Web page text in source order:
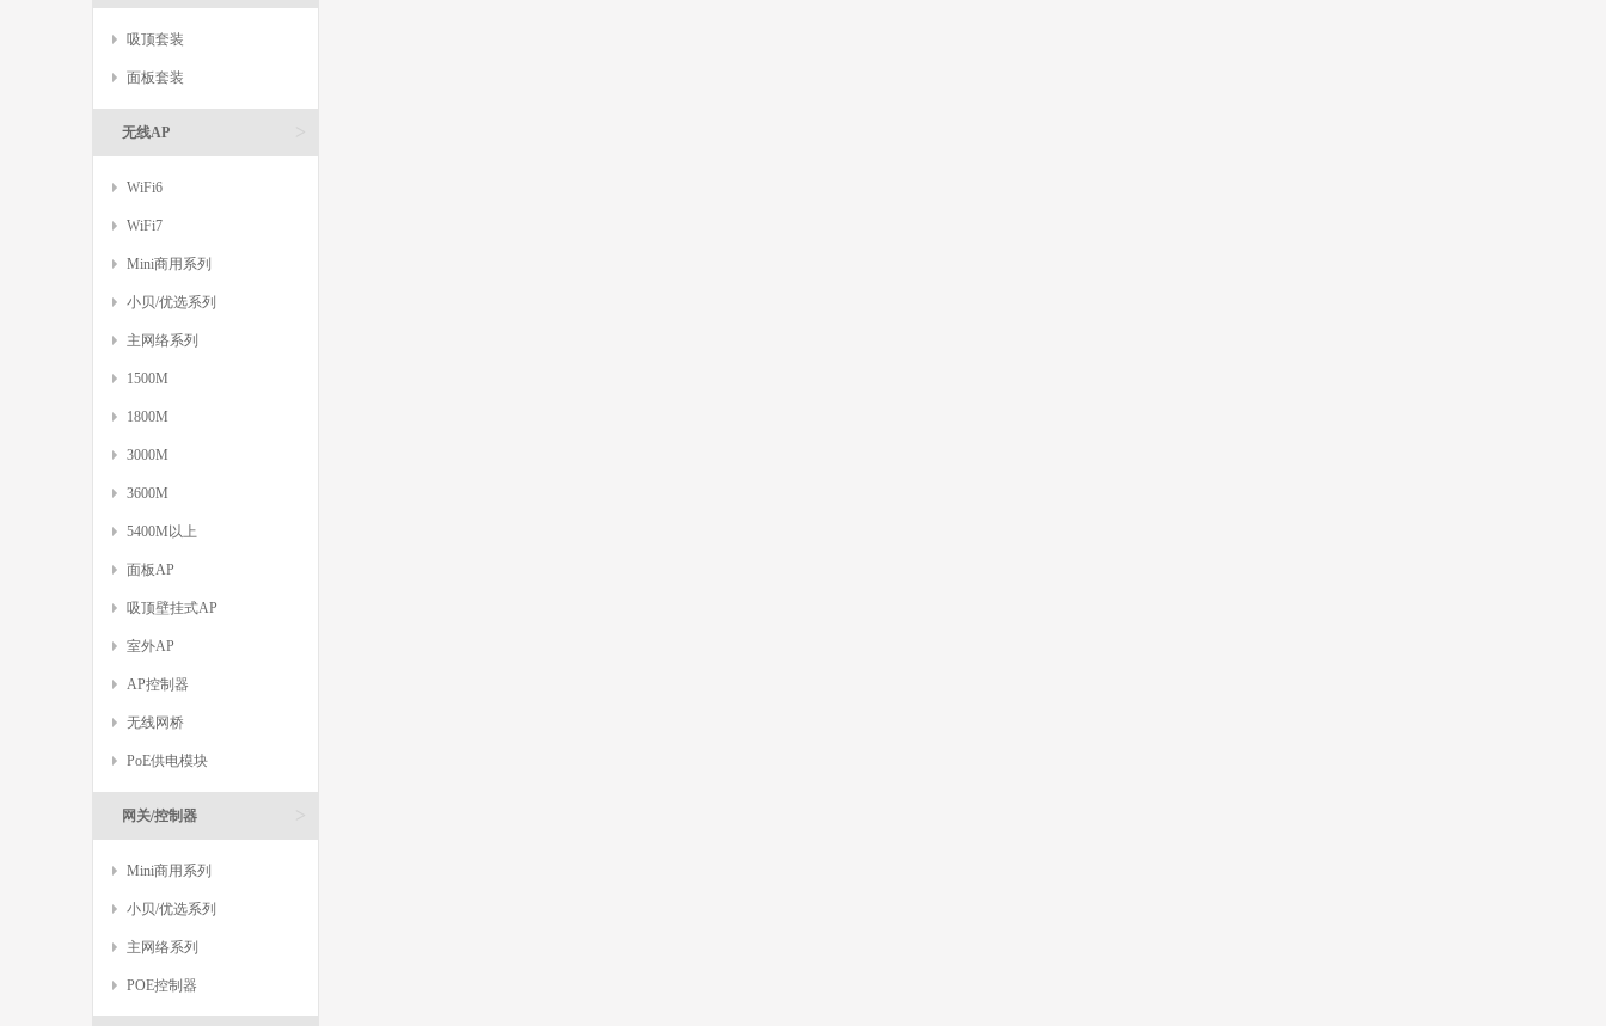
吸顶套装
面板套装
无线AP
WiFi6
WiFi7
Mini商用系列
小贝/优选系列
主网络系列
1500M
1800M
3000M
3600M
5400M以上
面板AP
吸顶壁挂式AP
室外AP
AP控制器
无线网桥
PoE供电模块
网关/控制器
Mini商用系列
小贝/优选系列
主网络系列
POE控制器